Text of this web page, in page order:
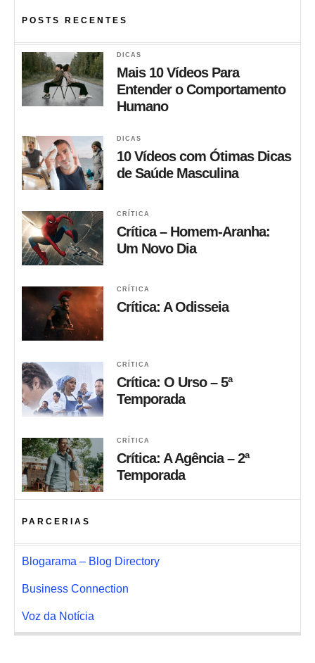
POSTS RECENTES
DICAS
Mais 10 Vídeos Para
Entender o Comportamento
Humano
DICAS
10 Vídeos com Ótimas Dicas
de Saúde Masculina
CRÍTICA
Crítica – Homem-Aranha:
Um Novo Dia
CRÍTICA
Crítica: A Odisseia
CRÍTICA
Crítica: O Urso – 5ª
Temporada
CRÍTICA
Crítica: A Agência – 2ª
Temporada
PARCERIAS
Blogarama – Blog Directory
Business Connection
Voz da Notícia